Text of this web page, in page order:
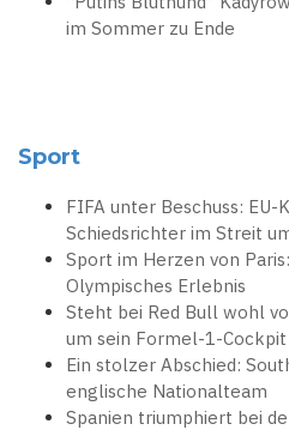
im Sommer zu Ende
Sport
FIFA unter Beschuss: EU-
Schiedsrichter im Streit
Sport im Herzen von
Olympisches Erlebnis
Steht bei Red Bull wohl
um sein Formel-1-Cockpit
Ein stolzer Abschied:
englische Nationalteam
Spanien triumphiert bei